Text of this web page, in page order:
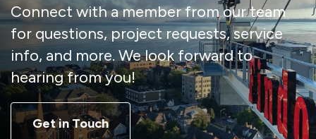
Connect with a member from our team
for questions, project requests, service
info, and more. We look forward to
hearing from you!
Get in Touch